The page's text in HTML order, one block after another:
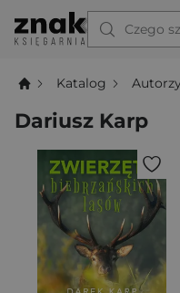
Czego
Katalog Autorzy
Dariusz Karp